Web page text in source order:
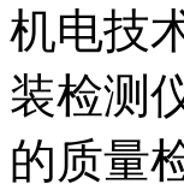
机电技
装检测
的质量